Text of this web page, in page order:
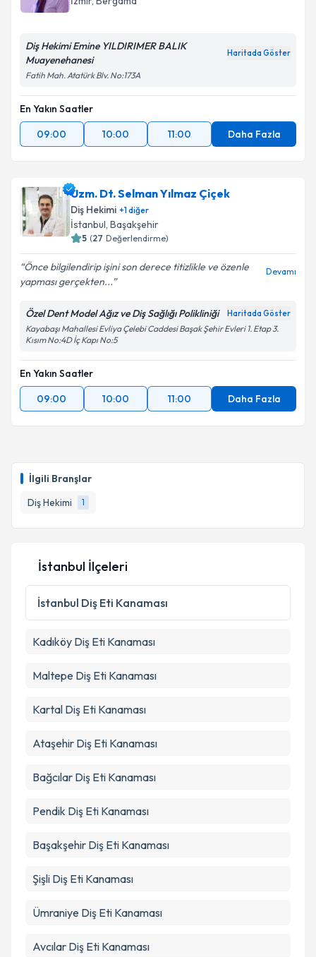
İlgili Branşlar
Diş Hekimi
1
Diş Hekimi Emine YILDIRIMER BALIK
Muayenehanesi
Haritada Göster
Fatih Mah. Atatürk Blv. No:173A
En Yakın Saatler
09:00
10:00 11:00 Daha Fazla
Uzm. Dt. Selman Yılmaz Çiçek
Diş Hekimi +1diğer
İstanbul, Başakşehir
5 (27 Değerlendirme)
Önce bilgilendirip işini son derece titizlikle ve özenle
yapması gerçekten...
Devamı
Özel Dent Model Ağız ve Diş Sağlığı Polikliniği Haritada Göster
Kayabaşı Mahallesi Evliya Çelebi Caddesi Başak Şehir Evleri 1. Etap 3.
Kısım No:4D İç Kapı No:5
En Yakın Saatler
09:00
10:00 11:00 Daha Fazla
İstanbul İlçeleri
İstanbul Diş Eti Kanaması
Kadıköy Diş Eti Kanaması
Maltepe Diş Eti Kanaması
Kartal Diş Eti Kanaması
Ataşehir Diş Eti Kanaması
Bağcılar Diş Eti Kanaması
Pendik Diş Eti Kanaması
Başakşehir Diş Eti Kanaması
Şişli Diş Eti Kanaması
Ümraniye Diş Eti Kanaması
Avcılar Diş Eti Kanaması